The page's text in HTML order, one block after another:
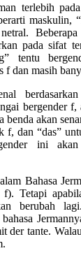
terlebih
maskulin,
pada sifat
tentu
f dan masih
berdasarkan
bergender f,
benda akan
f, dan “das”
ini
Bahasa
f). Tetapi
berubah
der tante.